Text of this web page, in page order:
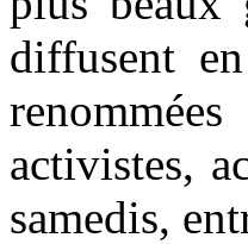
diffusent
activistes,
samedis,